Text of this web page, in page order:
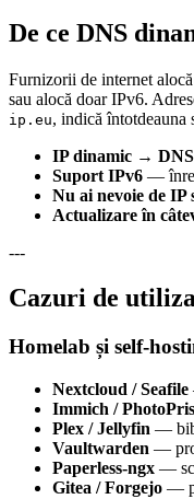
De ce DNS
Furnizorii de internet
sau alocă doar IPv6.
ip.eu, indică întotdeauna
IP dinamic →
Suport IPv6 —
Nu ai nevoie de IP
Actualizare în
---
Cazuri de
Homelab și self-
Nextcloud / Seafile
Immich /
Plex / Jellyfin —
Vaultwarden —
Paperless-ngx —
Gitea / Forgejo —